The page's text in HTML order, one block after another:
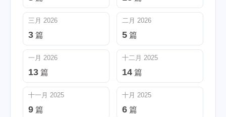
三月 2026
3 篇
二月 2026
5 篇
一月 2026
13 篇
十二月 2025
14 篇
十一月 2025
9 篇
十月 2025
6 篇